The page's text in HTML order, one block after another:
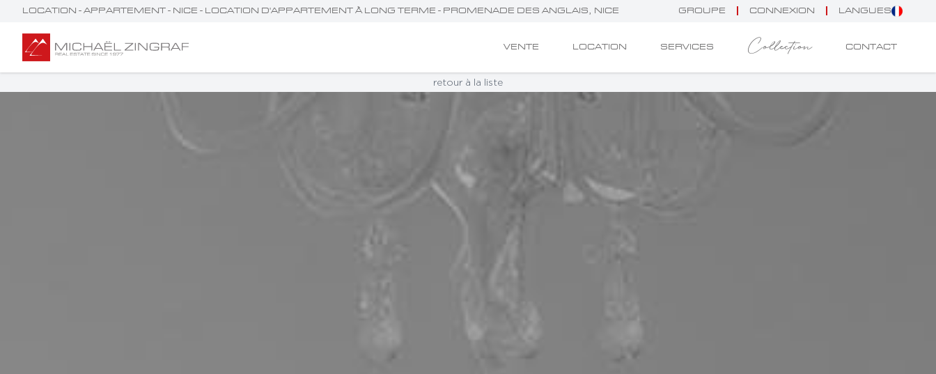
LOCATION - APPARTEMENT - NICE - LOCATION D'APPARTEMENT À LONG TERME - PROMENADE DES ANGLAIS, NICE GROUPE CONNEXION LANGUES
VENTE LOCATION SERVICES Collection CONTACT
retour à la liste